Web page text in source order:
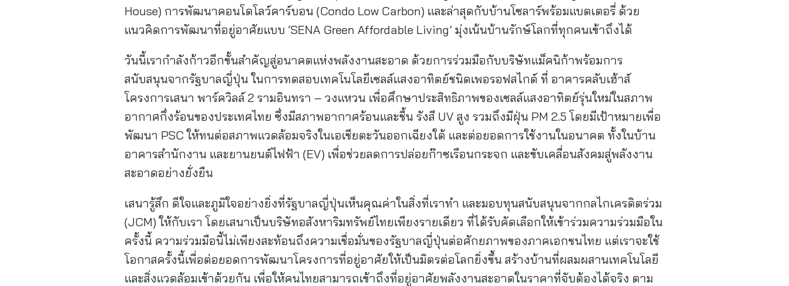
House) การพัฒนาคอนโดโลว์คาร์บอน (Condo Low Carbon) และล่าสุดกับบ้านโซลาร์พร้อมแบตเตอรี่ ด้วย
แนวคิดการพัฒนาที่อยู่อาศัยแบบ ‘SENA Green Affordable Living’ มุ่งเน้นบ้านรักษ์โลกที่ทุกคนเข้าถึงได้
วันนี้เรากำลังก้าวอีกขั้นสำคัญสู่อนาคตแห่งพลังงานสะอาด ด้วยการร่วมมือกับบริษัทแม็คนิก้าพร้อมการ
สนับสนุนจากรัฐบาลญี่ปุ่น ในการทดสอบเทคโนโลยีเซลล์แสงอาทิตย์ชนิดเพอรอฟสไกต์ ที่ อาคารคลับเฮ้าส์
โครงการเสนา พาร์ควิลล์ 2 รามอินทรา – วงแหวน เพื่อศึกษาประสิทธิภาพของเซลล์แสงอาทิตย์รุ่นใหม่ในสภาพ
อากาศกึ่งร้อนของประเทศไทย ซึ่งมีสภาพอากาศร้อนและชื้น รังสี UV สูง รวมถึงมีฝุ่น PM 2.5 โดยมีเป้าหมายเพื่อ
พัฒนา PSC ให้ทนต่อสภาพแวดล้อมจริงในเอเชียตะวันออกเฉียงใต้ และต่อยอดการใช้งานในอนาคต ทั้งในบ้าน
อาคารสำนักงาน และยานยนต์ไฟฟ้า (EV) เพื่อช่วยลดการปล่อยก๊าซเรือนกระจก และขับเคลื่อนสังคมสู่พลังงาน
สะอาดอย่างยั่งยืน
เสนารู้สึก ดีใจและภูมิใจอย่างยิ่งที่รัฐบาลญี่ปุ่นเห็นคุณค่าในสิ่งที่เราทำ และมอบทุนสนับสนุนจากกลไกเครดิตร่วม
(JCM) ให้กับเรา โดยเสนาเป็นบริษัทอสังหาริมทรัพย์ไทยเพียงรายเดียว ที่ได้รับคัดเลือกให้เข้าร่วมความร่วมมือใน
ครั้งนี้ ความร่วมมือนี้ไม่เพียงสะท้อนถึงความเชื่อมั่นของรัฐบาลญี่ปุ่นต่อศักยภาพของภาคเอกชนไทย แต่เราจะใช้
โอกาสครั้งนี้เพื่อต่อยอดการพัฒนาโครงการที่อยู่อาศัยให้เป็นมิตรต่อโลกยิ่งขึ้น สร้างบ้านที่ผสมผสานเทคโนโลยี
และสิ่งแวดล้อมเข้าด้วยกัน เพื่อให้คนไทยสามารถเข้าถึงที่อยู่อาศัยพลังงานสะอาดในราคาที่จับต้องได้จริง ตาม